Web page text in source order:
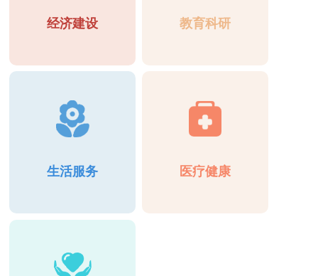
经济建设 教育科研
生活服务 医疗健康